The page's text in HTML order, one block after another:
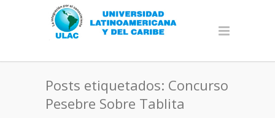
Posts etiquetados: Concurso
Pesebre Sobre Tablita